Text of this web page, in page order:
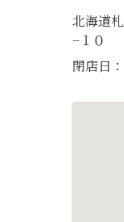
北海道
−１０
閉店日：